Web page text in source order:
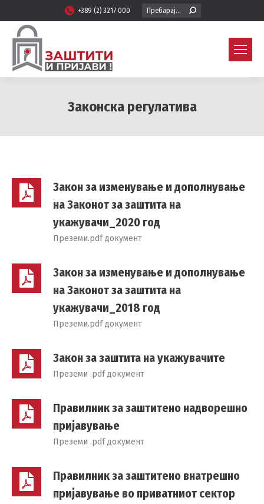
+389 (2) 3217 000 Search:
Законска регулатива
Закон за изменување и дополнување
на Законот за заштита на
укажувачи_2020 год
Преземи.pdf документ
Закон за изменување и дополнување
на Законот за заштита на
укажувачи_2018 год
Преземи.pdf документ
Закон за заштита на укажувачите
Преземи .pdf документ
Правилник за заштитено надворешно
пријавување
Преземи .pdf документ
Правилник за заштитено внатрешно
пријавување во приватниот сектор